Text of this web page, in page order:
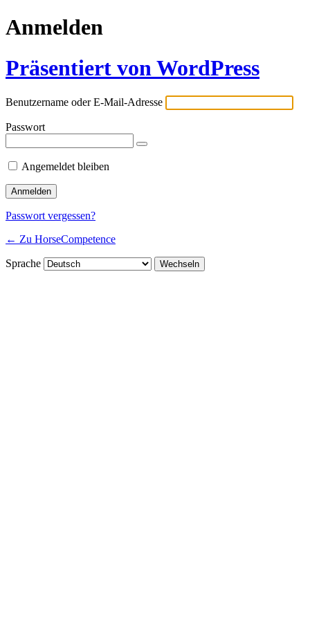
Anmelden
Präsentiert von WordPress
Benutzername oder E-Mail-Adresse
Passwort
Angemeldet bleiben
Passwort vergessen?
← Zu HorseCompetence
Sprache